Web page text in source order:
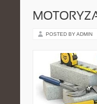
POSTED BY ADMIN